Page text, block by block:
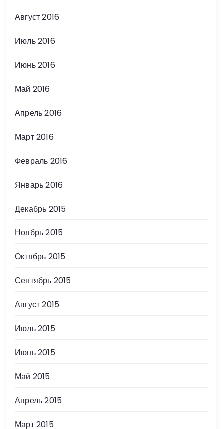
Август 2016
Июль 2016
Июнь 2016
Май 2016
Апрель 2016
Март 2016
Февраль 2016
Январь 2016
Декабрь 2015
Ноябрь 2015
Октябрь 2015
Сентябрь 2015
Август 2015
Июль 2015
Июнь 2015
Май 2015
Апрель 2015
Март 2015